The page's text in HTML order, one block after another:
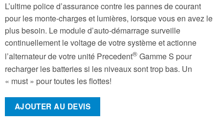
L’ultime police d’assurance contre les pannes de courant
pour les monte-charges et lumières, lorsque vous en avez le
plus besoin. Le module d’auto-démarrage surveille
continuellement le voltage de votre système et actionne
l’alternateur de votre unité Precedent® Gamme S pour
recharger les batteries si les niveaux sont trop bas. Un
« must » pour toutes les ﬂottes!
AJOUTER AU DEVIS